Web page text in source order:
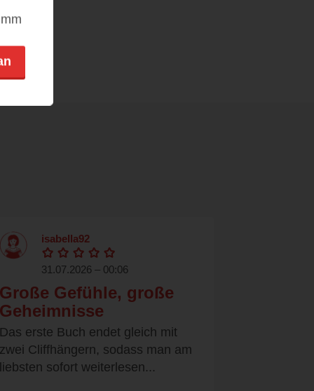
isabella92
31.07.2026 – 00:06
Große Gefühle, große
Geheimnisse
Das erste Buch endet gleich mit
zwei Cliffhängern, sodass man am
liebsten sofort weiterlesen...